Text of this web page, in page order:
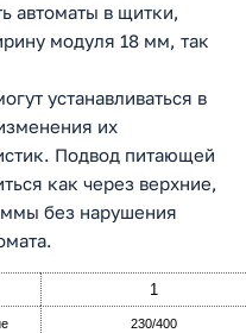
автоматы в щитки,
модуля 18 мм, так
устанавливаться в
их
Подвод питающей
как через верхние,
без нарушения
1
230/400